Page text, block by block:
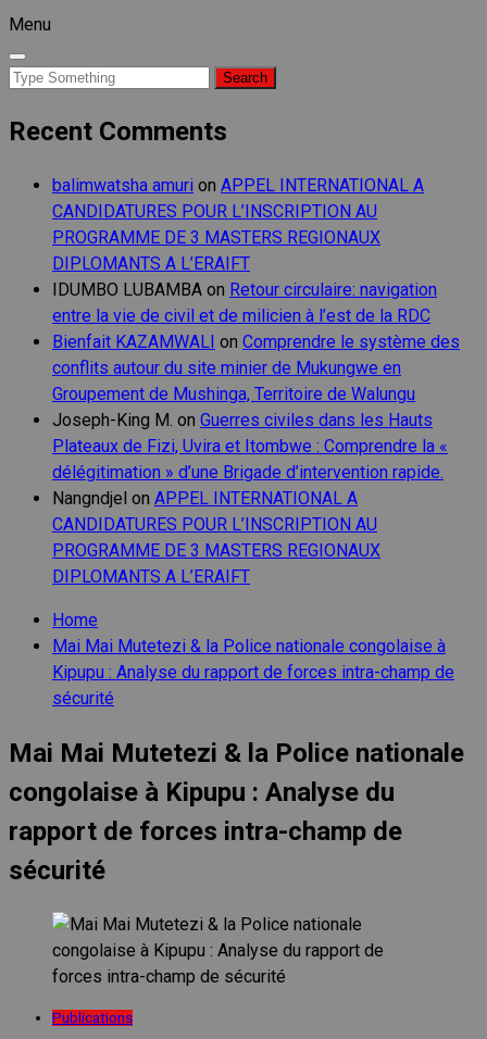
Menu
Search
Recent Comments
balimwatsha amuri on APPEL INTERNATIONAL A
CANDIDATURES POUR L’INSCRIPTION AU
PROGRAMME DE 3 MASTERS REGIONAUX
DIPLOMANTS A L’ERAIFT
IDUMBO LUBAMBA on Retour circulaire: navigation
entre la vie de civil et de milicien à l’est de la RDC
Bienfait KAZAMWALI on Comprendre le système des
conflits autour du site minier de Mukungwe en
Groupement de Mushinga, Territoire de Walungu
Joseph-King M. on Guerres civiles dans les Hauts
Plateaux de Fizi, Uvira et Itombwe : Comprendre la «
délégitimation » d’une Brigade d’intervention rapide.
Nangndjel on APPEL INTERNATIONAL A
CANDIDATURES POUR L’INSCRIPTION AU
PROGRAMME DE 3 MASTERS REGIONAUX
DIPLOMANTS A L’ERAIFT
Home
Mai Mai Mutetezi & la Police nationale congolaise à
Kipupu : Analyse du rapport de forces intra-champ de
sécurité
Mai Mai Mutetezi & la Police nationale
congolaise à Kipupu : Analyse du
rapport de forces intra-champ de
sécurité
Publications